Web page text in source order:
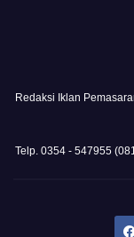
Redaksi Iklan
Telp. 0354 - 547955